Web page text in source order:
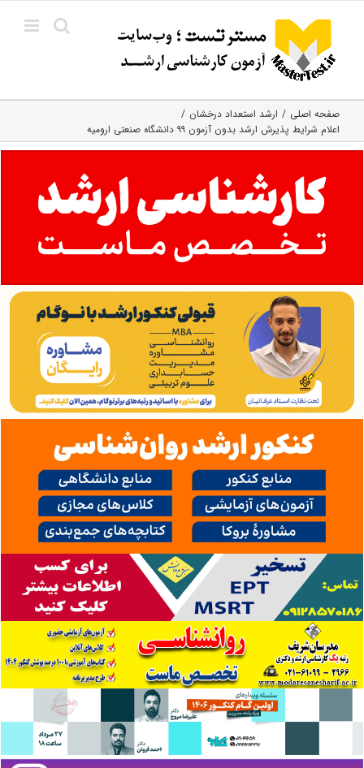
content
صفحه اصلی
ارشد استعداد درخشان
اعلام شرایط پذیرش ارشد بدون آزمون ۹۹ دانشگاه صنعتی ارومیه